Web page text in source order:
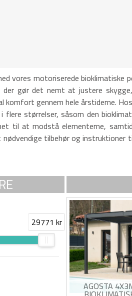
vores motoriserede
der gør det nemt at justere
gennem hele årstiderne.
flere størrelser, såsom den
til at modstå elementerne,
tilbehør og instruktioner
29771 kr
AGOSTA